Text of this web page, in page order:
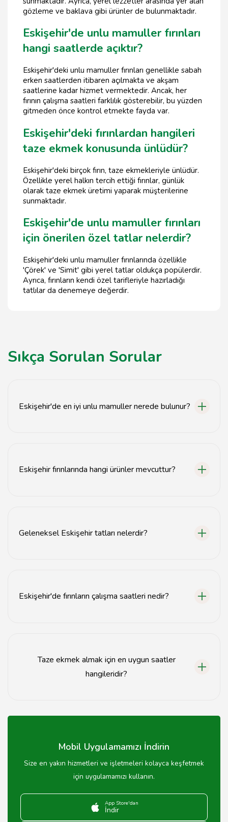
gözleme ve baklava gibi ürünler de bulunmaktadır.
Eskişehir'de unlu mamuller fırınları
hangi saatlerde açıktır?
Eskişehir'deki unlu mamuller fırınları genellikle sabah
erken saatlerden itibaren açılmakta ve akşam
saatlerine kadar hizmet vermektedir. Ancak, her
fırının çalışma saatleri farklılık gösterebilir, bu yüzden
gitmeden önce kontrol etmekte fayda var.
Eskişehir'deki fırınlardan hangileri
taze ekmek konusunda ünlüdür?
Eskişehir'deki birçok fırın, taze ekmekleriyle ünlüdür.
Özellikle yerel halkın tercih ettiği fırınlar, günlük
olarak taze ekmek üretimi yaparak müşterilerine
sunmaktadır.
Eskişehir'de unlu mamuller fırınları
için önerilen özel tatlar nelerdir?
Eskişehir'deki unlu mamuller fırınlarında özellikle
'Çörek' ve 'Simit' gibi yerel tatlar oldukça popülerdir.
Ayrıca, fırınların kendi özel tarifleriyle hazırladığı
tatlılar da denemeye değerdir.
Sıkça Sorulan Sorular
Eskişehir'de en iyi unlu mamuller nerede bulunur?
Eskişehir fırınlarında hangi ürünler mevcuttur?
Geleneksel Eskişehir tatları nelerdir?
Eskişehir'de fırınların çalışma saatleri nedir?
Taze ekmek almak için en uygun saatler
hangileridir?
zamandır.
Mobil Uygulamamızı İndirin
Size en yakın hizmetleri ve işletmeleri kolayca keşfetmek
için uygulamamızı kullanın.
App Store'dan
İndir